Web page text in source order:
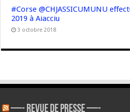
#Corse @CHJASSICUMUNU
2019 à Aiacciu
3 octobre 2018
—- REVUE DE PRESSE —-